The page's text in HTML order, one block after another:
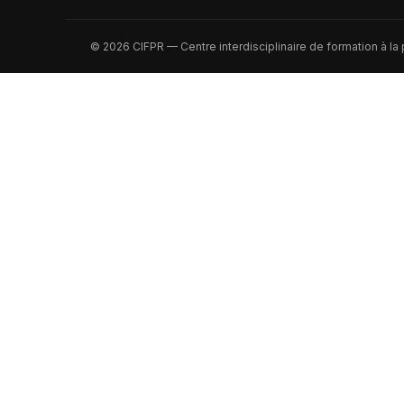
© 2026 CIFPR — Centre interdisciplinaire de formation à la